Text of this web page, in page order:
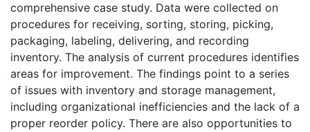
comprehensive case study. Data were collected on
procedures for receiving, sorting, storing, picking,
packaging, labeling, delivering, and recording
inventory. The analysis of current procedures identifies
areas for improvement. The findings point to a series
of issues with inventory and storage management,
including organizational inefficiencies and the lack of a
proper reorder policy. There are also opportunities to